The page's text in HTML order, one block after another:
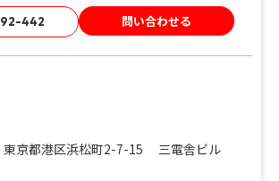
442 問い合わせる
京都港区浜松町2-7-15 三電舎ビル